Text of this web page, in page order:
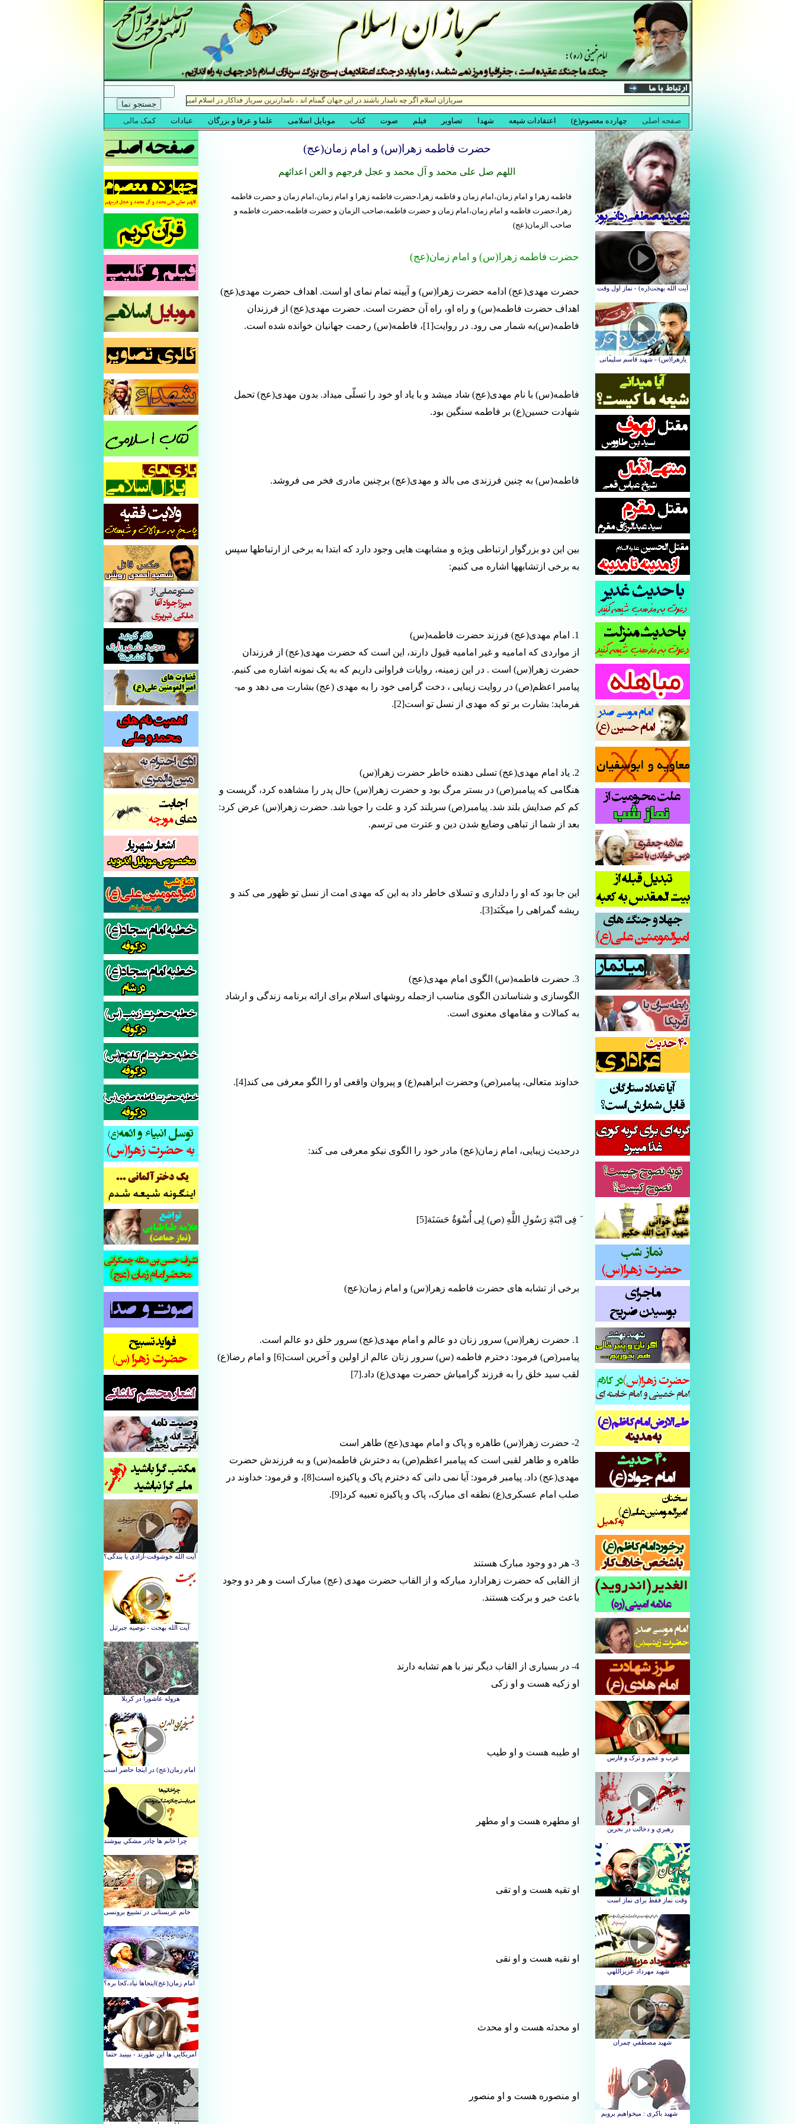
حضرت فاطمه زهرا(س) و امام زمان(عج)
اللهم صل علی محمد و آل محمد و عجل فرجهم و العن اعدائهم
حضرت فاطمه زهرا(س) و امام زمان(عج)
حضرت مهدی(عج) ادامه حضرت زهرا(س) و آیینه تمام نمای او است. اهداف حضرت مهدی(عج)
اهداف حضرت فاطمه(س) و راه او، راه آن حضرت است. حضرت مهدی(عج) از فرزندان
فاطمه(س)به شمار می رود. در روایت[1]، فاطمه(س) رحمت جهانیان خوانده شده است.
فاطمه(س) با نام مهدی(عج) شاد می­شد و با یاد او خود را تسلّی می­داد. بدون مهدی(عج) تحمل
شهادت حسین(ع) بر فاطمه سنگین بود.
فاطمه(س) به چنین فرزندی می بالد و مهدی(عج) برچنین مادری فخر می فروشد.
بین این دو بزرگوار ارتباطی ویژه و مشابهت هایی وجود دارد که ابتدا به برخی از ارتباط­ها سپس
به برخی ازتشابه­ها اشاره می کنیم:
1. امام مهدی(عج) فرزند حضرت فاطمه(س)
از مواردی که امامیه و غیر امامیه قبول دارند، این است که حضرت مهدی(عج) از فرزندان
حضرت زهرا(س) است . در این زمینه، روایات فراوانی داریم که به یک نمونه اشاره می کنیم.
پیامبر اعظم(ص) در روایت زیبایی ، دخت گرامی خود را به مهدی (عج) بشارت می دهد و می­
فرماید: بشارت بر تو که مهدی از نسل تو است[2].
2. یاد امام مهدی(عج) تسلی دهنده خاطر حضرت زهرا(س)
هنگامی که پیامبر(ص) در بستر مرگ بود و حضرت زهرا(س) حال پدر را مشاهده کرد، گریست و
کم کم صدایش بلند شد. پیامبر(ص) سربلند کرد و علت را جویا شد. حضرت زهرا(س) عرض کرد:
بعد از شما از تباهی وضایع شدن دین و عترت می ترسم.
این جا بود که او را دلداری و تسلای خاطر داد به این که مهدی امت از نسل تو ظهور می کند و
ریشه گمراهی را می­کَنَد[3].
3. حضرت فاطمه(س) الگوی امام مهدی(عج)
الگوسازی و شناساندن الگوی مناسب ازجمله روش­های اسلام برای ارائه برنامه زندگی و ارشاد
به کمالات و مقام­های معنوی است.
خداوند متعالی، پیامبر(ص) وحضرت ابراهیم(ع) و پیروان واقعی او را الگو معرفی می کند[4].
درحدیث زیبایی، امام زمان(عج) مادر خود را الگوی نیکو معرفی می کند:
َ فِی ابْنَةِ رَسُولِ اللَّهِ (ص) لِی أُسْوَةٌ حَسَنَة[5]
برخی از تشابه ­های حضرت فاطمه زهرا(س) و امام زمان(عج)
1. حضرت زهرا(س) سرور زنان دو عالم و امام مهدی(عج) سرور خلق دو عالم است.
پیامبر(ص) فرمود: دخترم فاطمه (س) سرور زنان عالم از اولین و آخرین است[6] و امام رضا(ع)
لقب سید خلق را به فرزند گرامی­اش حضرت مهدی(ع) داد.[7]
2- حضرت زهرا(س) طاهره و پاک و امام مهدی(عج) طاهر است
طاهره و طاهر لقبی است که پیامبر اعظم(ص) به دخترش فاطمه(س) و به فرزندش حضرت
مهدی(عج) داد. پیامبر فرمود: آیا نمی دانی که دخترم پاک و پاکیزه است[8]، و فرمود: خداوند در
صلب امام عسکری(ع) نطفه ای مبارک، پاک و پاکیزه تعبیه کرد[9].
3- هر دو وجود مبارک هستند
از القابی که حضرت زهرادارد مبارکه و از القاب حضرت مهدی (عج) مبارک است و هر دو وجود
باعث خیر و برکت هستند.
4- در بسیاری از القاب دیگر نیز با هم تشابه دارند
او زکیه هست و او زکی
او طیبه هست و او طیب
او مطهره هست و او مطهر
او تقیه هست و او تقی
او نقیه هست و او نقی
او محدثه هست و او محدث
او منصوره هست و او منصور
فاطمه زهرا و امام زمان،امام زمان و فاطمه زهرا،حضرت فاطمه زهرا و امام زمان،امام زمان و حضرت فاطمه
زهرا،حضرت فاطمه و امام زمان،امام زمان و حضرت فاطمه،صاحب الزمان و حضرت فاطمه،حضرت فاطمه و
صاحب الزمان(عج)